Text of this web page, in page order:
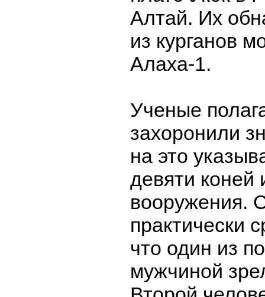
Алтай. Их
из курганов
Алаха-1.
Ученые
захоронили
на это
девяти коней
вооружения.
практически
что один из
мужчиной